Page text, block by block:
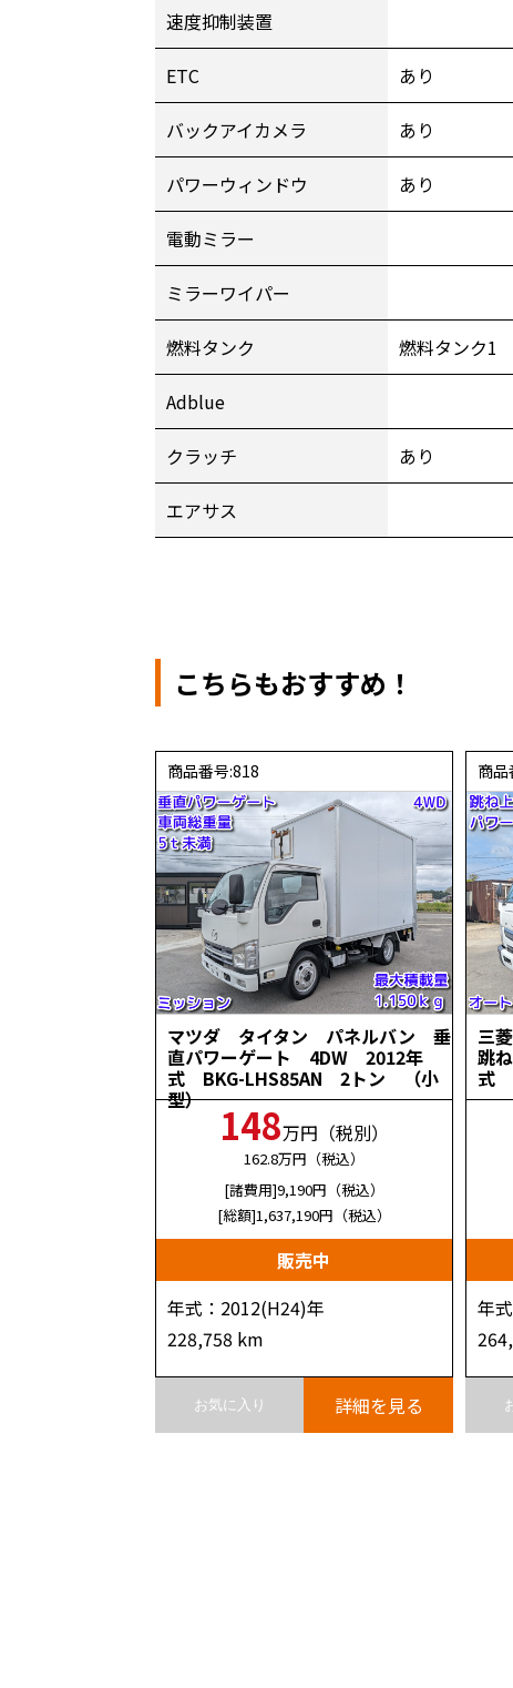
速度抑制装置
ETC あり
バックアイカメラ あり
パワーウィンドウ あり
電動ミラー
ミラーワイパー
燃料タンク 燃料タンク1
Adblue
クラッチ あり
エアサス
こちらもおすすめ！
商品番号:818
マツダ タイタン パネルバン 垂
直パワーゲート 4DW 2012年
式 BKG-LHS85AN 2トン （小
型） 148万円（税別）
162.8万円（税込）
[諸費用]9,190円（税込）
[総額]1,637,190円（税込）
販売中
年式：2012(H24)年
228,758 km
お気に入り 詳細を見る
商品
三
跳
式
年